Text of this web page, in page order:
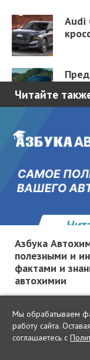
Читайте
Азбука
полезными и
фактами и
автохимии
Audi
Новые
Мы обрабатываем
работу сайта.
соглашаетесь с